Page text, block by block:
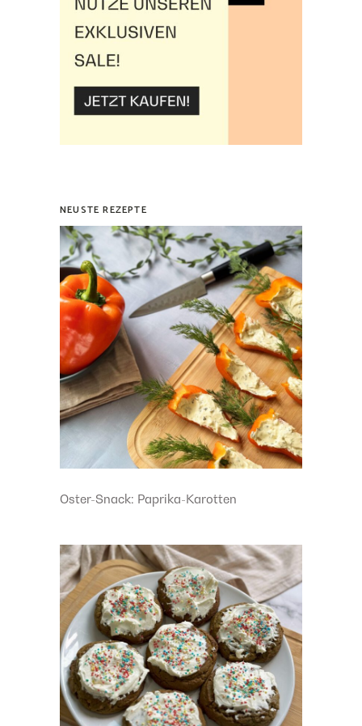
NEUSTE REZEPTE
Oster-Snack: Paprika-Karotten